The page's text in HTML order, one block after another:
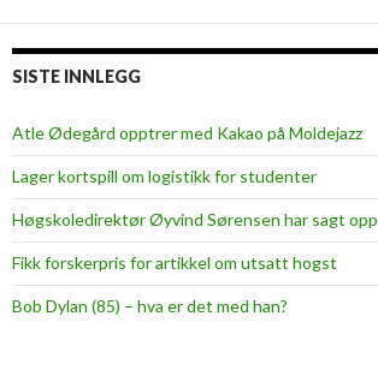
o
r
2
m
i
SISTE INNLEGG
Atle Ødegård opptrer med Kakao på Moldejazz
Lager kortspill om logistikk for studenter
Høgskoledirektør Øyvind Sørensen har sagt opp
Fikk forskerpris for artikkel om utsatt hogst
Bob Dylan (85) – hva er det med han?